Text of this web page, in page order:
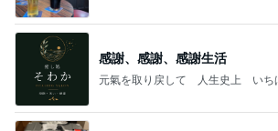
感謝、感謝、感謝生活
元氣を取り戻して 人生史上 いち